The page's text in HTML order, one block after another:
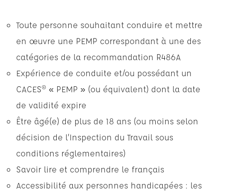
Toute personne souhaitant conduire et mettre
en œuvre une PEMP correspondant à une des
catégories de la recommandation R486A
Expérience de conduite et/ou possédant un
CACES® « PEMP » (ou équivalent) dont la date
de validité expire
Être âgé(e) de plus de 18 ans (ou moins selon
décision de l’Inspection du Travail sous
conditions réglementaires)
Savoir lire et comprendre le français
Accessibilité aux personnes handicapées : les